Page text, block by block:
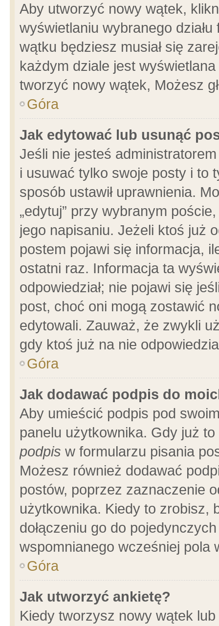
Aby utworzyć nowy wątek,
wyświetlaniu wybranego
wątku będziesz musiał się
każdym dziale jest
tworzyć nowy wątek, Możesz
Góra
Jak edytować lub usunąć
Jeśli nie jesteś
i usuwać tylko swoje posty i to
sposób ustawił uprawnienia.
„edytuj” przy wybranym
jego napisaniu. Jeżeli ktoś już
postem pojawi się informacja,
ostatni raz. Informacja ta
odpowiedział; nie pojawi się
post, choć oni mogą zostawić
edytowali. Zauważ, że zwykli
gdy ktoś już na nie
Góra
Jak dodawać podpis do
Aby umieścić podpis pod
panelu użytkownika. Gdy już
podpis w formularzu pisania
Możesz również dodawać
postów, poprzez zaznaczenie
użytkownika. Kiedy to zrobisz,
dołączeniu go do
wspomnianego wcześniej pola
Góra
Jak utworzyć ankietę?
Kiedy tworzysz nowy wątek